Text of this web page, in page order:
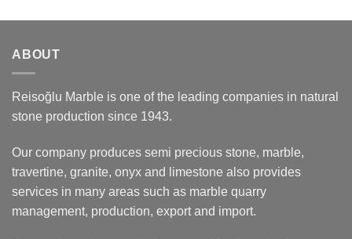
ABOUT
Reisoğlu Marble is one of the leading companies in natural
stone production since 1943.
Our company produces semi precious stone, marble,
travertine, granite, onyx and limestone also provides
services in many areas such as marble quarry
management, production, export and import.